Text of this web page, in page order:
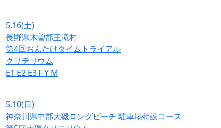
5.16(土)
長野県木曽郡王滝村
第4回おんたけタイムトライアル
クリテリウム
E1 E2 E3 FY M
5.10(日)
神奈川県中郡大磯ロングビーチ 駐車場特設コース